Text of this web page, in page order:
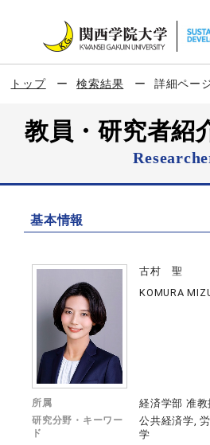
トップ 検索結果 詳細ペー
教員・研究者
基本情報
古村 聖
KOMURA
所属 経済学部 准教
研究分野・キーワー
ド
公共経済学,
学